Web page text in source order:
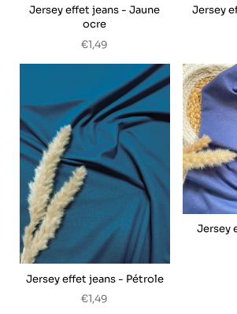
Jersey effet jeans - Jaune
ocre
€1,49
Jersey
Jersey effet jeans - Pétrole
€1,49
Jersey